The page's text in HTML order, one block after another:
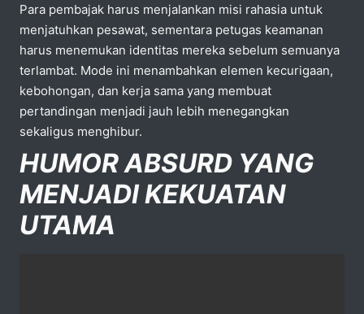
Para pembajak harus menjalankan misi rahasia untuk
menjatuhkan pesawat, sementara petugas keamanan
harus menemukan identitas mereka sebelum semuanya
terlambat. Mode ini menambahkan elemen kecurigaan,
kebohongan, dan kerja sama yang membuat
pertandingan menjadi jauh lebih menegangkan
sekaligus menghibur.
HUMOR ABSURD YANG
MENJADI KEKUATAN
UTAMA